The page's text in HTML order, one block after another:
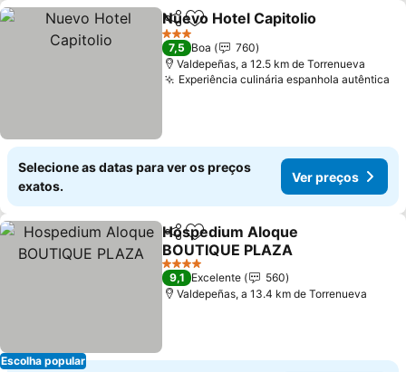
PartilharAdicionar aos favoritos
Nuevo Hotel Capitolio
3 Estrelas
7,5 Boa
760
Valdepeñas, a 12.5 km de Torrenueva
Experiência culinária espanhola autêntica
Selecione as datas para ver os preços
exatos.
Ver preços
Escolha popular
PartilharAdicionar aos favoritos
Hospedium Aloque
BOUTIQUE PLAZA
Ver preços
4 Estrelas
9,1 Excelente
560
Valdepeñas, a 13.4 km de Torrenueva